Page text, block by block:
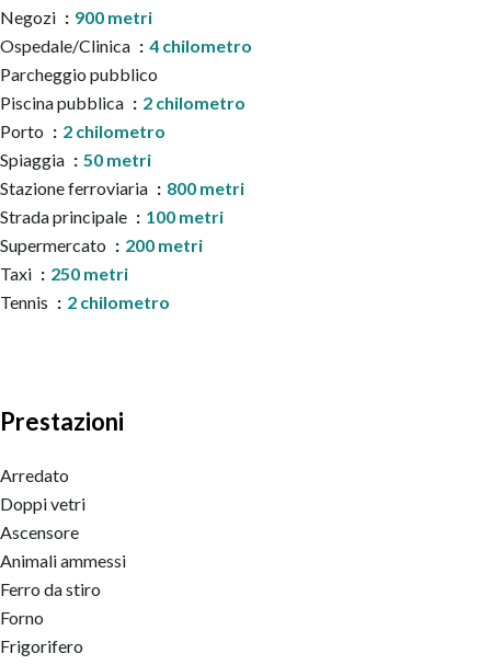
Negozi
900 metri
Ospedale/Clinica
4 chilometro
Parcheggio pubblico
Piscina pubblica
2 chilometro
Porto
2 chilometro
Spiaggia
50 metri
Stazione ferroviaria
800 metri
Strada principale
100 metri
Supermercato
200 metri
Taxi
250 metri
Tennis
2 chilometro
Prestazioni
Arredato
Doppi vetri
Ascensore
Animali ammessi
Ferro da stiro
Forno
Frigorifero